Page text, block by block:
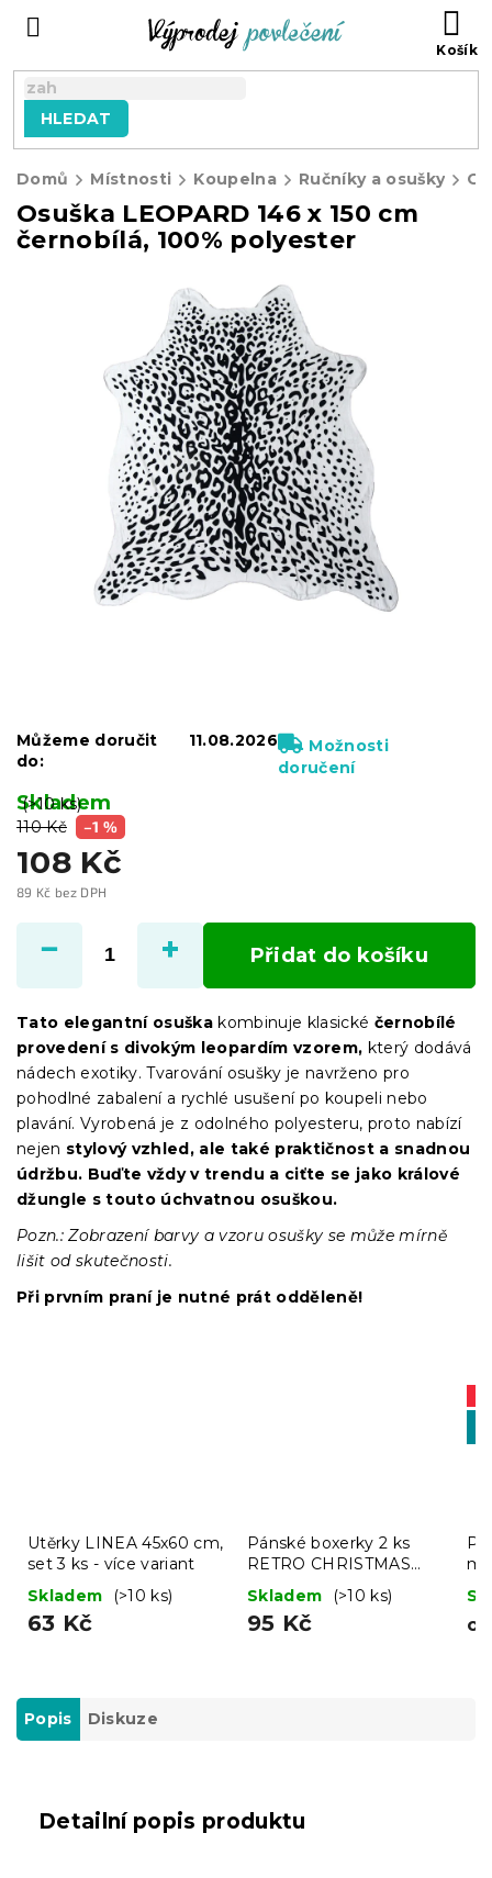
HLEDAT
Domů Místnosti Koupelna Ručníky a osušky
Osuška LEOPARD 146 x 150 cm
černobílá, 100% polyester
110 Kč –1 %
108 Kč
89 Kč bez DPH
cena:
Skladem
(>10 ks)
Můžeme doručit
do:
11.08.2026
Možnosti
doručení
Přidat do košíku
Tato elegantní osuška kombinuje klasické černobílé
provedení s divokým leopardím vzorem, který dodává
nádech exotiky. Tvarování osušky je navrženo pro
pohodlné zabalení a rychlé usušení po koupeli nebo
plavání. Vyrobená je z odolného polyesteru, proto nabízí
nejen stylový vzhled, ale také praktičnost a snadnou
údržbu. Buďte vždy v trendu a ciťte se jako králové
džungle s touto úchvatnou osuškou.
Pozn.: Zobrazení barvy a vzoru osušky se může mírně
lišit od skutečnosti.
Při prvním praní je nutné prát odděleně!
Utěrky LINEA 45x60 cm,
set 3 ks - více variant
Skladem
(>10 ks)
63 Kč
Pánské boxerky 2 ks
RETRO CHRISTMAS
červené/šedé - různé
velikosti
Skladem (>10 ks)
95 Kč od
Popis Diskuze
Detailní popis produktu